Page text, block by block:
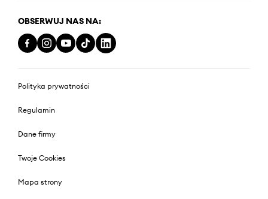
OBSERWUJ NAS NA:
Polityka prywatności
Regulamin
Dane firmy
Twoje Cookies
Mapa strony